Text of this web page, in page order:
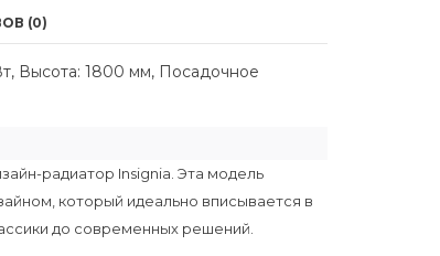
(0)
Высота: 1800 мм, Посадочное
радиатор Insignia. Эта модель
который идеально вписывается в
до современных решений.